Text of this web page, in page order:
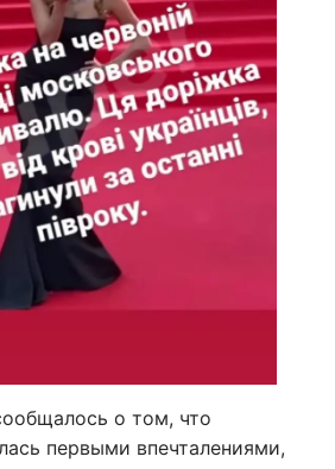
о том, что
первыми впечталениями,